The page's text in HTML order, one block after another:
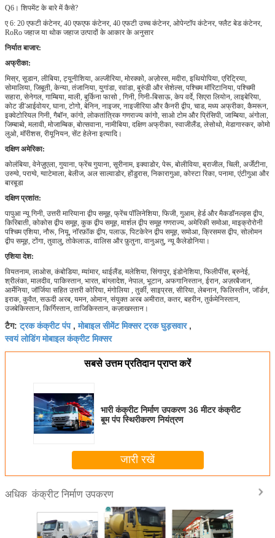
Q6। शिपमेंट के बारे में कैसे?
ए 6: 20 एफटी कंटेनर, 40 एफएफ कंटेनर, 40 एफटी उच्च कंटेनर, ओपेन्टॉप कंटेनर, फ्लैट बेड कंटेनर,
RoRo जहाज या थोक जहाज उत्पादों के आकार के अनुसार
निर्यात बाजार:
अफ्रीका:
मिस्र, सूडान, लीबिया, ट्यूनीशिया, अल्जीरिया, मोरक्को, अज़ोरस, मदीरा, इथियोपिया, एरिट्रिया,
सोमालिया, जिबूती, केन्या, तंजानिया, युगांडा, रवांडा, बुरुंडी और सेशेल्स, पश्चिम मॉरिटानिया, पश्चिमी
सहारा, सेनेगल, गाम्बिया, माली, बुर्किना फासो , गिनी, गिनी-बिसाऊ, केप वर्दे, सिएरा लियोन, लाइबेरिया,
कोट डी'आईवोयर, घाना, टोगो, बेनिन, नाइजर, नाइजीरिया और कैनरी द्वीप, चाड, मध्य अफ्रीका, कैमरून,
इक्वेटोरियल गिनी, गैबॉन, कांगो, लोकतांत्रिक गणराज्य कांगो, साओ टोम और प्रिंसिपी, जाम्बिया, अंगोला,
जिम्बाब्वे, मलावी, मोजाम्बिक, बोत्सवाना, नामीबिया, दक्षिण अफ्रीका, स्वाजीलैंड, लेसोथो, मेडागास्कर, कोमो
लुओ, मॉरीशस, रीयूनियन, सेंट हेलेना इत्यादि।
दक्षिण अमेरिका:
कोलंबिया, वेनेज़ुएला, गुयाना, फ्रेंच गुयाना, सूरीनाम, इक्वाडोर, पेरू, बोलीविया, ब्राजील, चिली, अर्जेंटीना,
उरुग्वे, पराग्वे, ग्वाटेमाला, बेलीज, अल साल्वाडोर, होंडुरास, निकारागुआ, कोस्टा रिका, पनामा, एंटीगुआ और
बारबूडा
दक्षिण प्रशांत:
पापुआ न्यू गिनी, उत्तरी मारियाना द्वीप समूह, फ्रेंच पॉलिनेशिया, फिजी, गुआम, हेर्ड और मैकडॉनल्ड्स द्वीप,
किरिबाती, कोकोस द्वीप समूह, कुक द्वीप समूह, मार्शल द्वीप समूह गणराज्य, अमेरिकी समोआ, माइक्रोरोनी
पश्चिम एशिया, नौरू, नियू, नॉरफ़ॉक द्वीप, पलाऊ, पिटकेरेन द्वीप समूह, समोआ, क्रिसमस द्वीप, सोलोमन
द्वीप समूह, टोंगा, तुवालु, तोकेलाऊ, वालिस और फ़ुतुना, वानुअतु, न्यू कैलेडोनिया।
एशिया देश:
वियतनाम, लाओस, कंबोडिया, म्यांमार, थाईलैंड, मलेशिया, सिंगापुर, इंडोनेशिया, फिलीपींस, ब्रुनेई,
श्रीलंका, मालदीव, पाकिस्तान, भारत, बांग्लादेश, नेपाल, भूटान, अफगानिस्तान, ईरान, अज़रबैजान,
आर्मेनिया, जॉर्जिया सहित उत्तरी कोरिया, मंगोलिया , तुर्की, साइप्रस, सीरिया, लेबनान, फिलिस्तीन, जॉर्डन,
इराक, कुवैत, सऊदी अरब, यमन, ओमान, संयुक्त अरब अमीरात, कतर, बहरीन, तुर्कमेनिस्तान,
उजबेकिस्तान, किर्गिस्तान, ताजिकिस्तान, कज़ाखस्तान।
टैग:ट्रक कंक्रीट पंप,मोबाइल सीमेंट मिक्सर ट्रक घुड़सवार,
स्वयं लोडिंग मोबाइल कंक्रीट मिक्सर
सबसे उत्तम प्रतिदान प्राप्त करें
भारी कंक्रीट निर्माण उपकरण 36 मीटर कंक्रीट
बूम पंप स्थिरीकरण नियंत्रण
जारी रखें
अधिक कंक्रीट निर्माण उपकरण